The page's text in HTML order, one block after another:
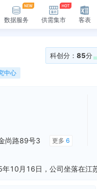
数据服务 供需集市 客表
科创分： 85分
中心
尚路89号3
更多 6